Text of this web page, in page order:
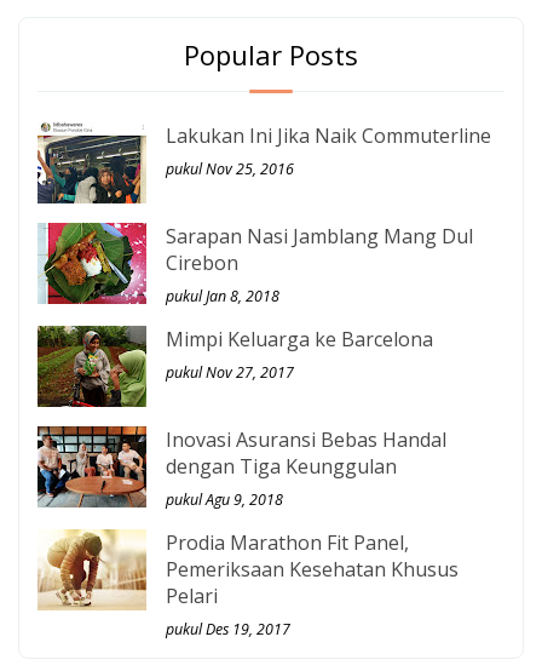
Popular Posts
Lakukan Ini Jika Naik Commuterline
pukul Nov 25, 2016
Sarapan Nasi Jamblang Mang Dul
Cirebon
pukul Jan 8, 2018
Mimpi Keluarga ke Barcelona
pukul Nov 27, 2017
Inovasi Asuransi Bebas Handal
dengan Tiga Keunggulan
pukul Agu 9, 2018
Prodia Marathon Fit Panel,
Pemeriksaan Kesehatan Khusus
Pelari
pukul Des 19, 2017